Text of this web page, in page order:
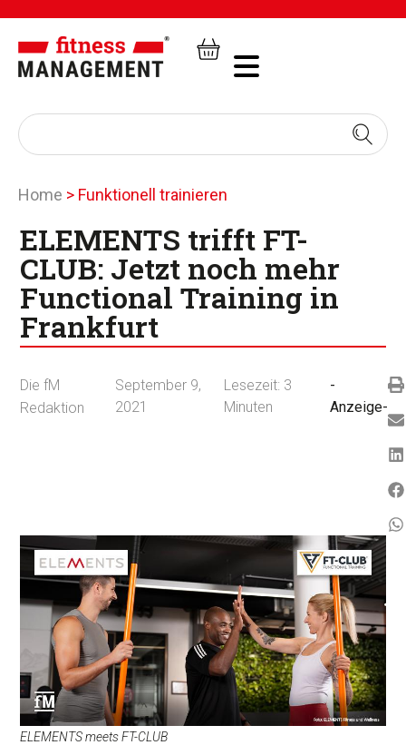
Home > Funktionell trainieren
ELEMENTS trifft FT-
CLUB: Jetzt noch mehr
Functional Training in
Frankfurt
Die fM
Redaktion
September 9,
2021
Lesezeit: 3
Minuten
-
Anzeige-
ELEMENTS meets FT-CLUB